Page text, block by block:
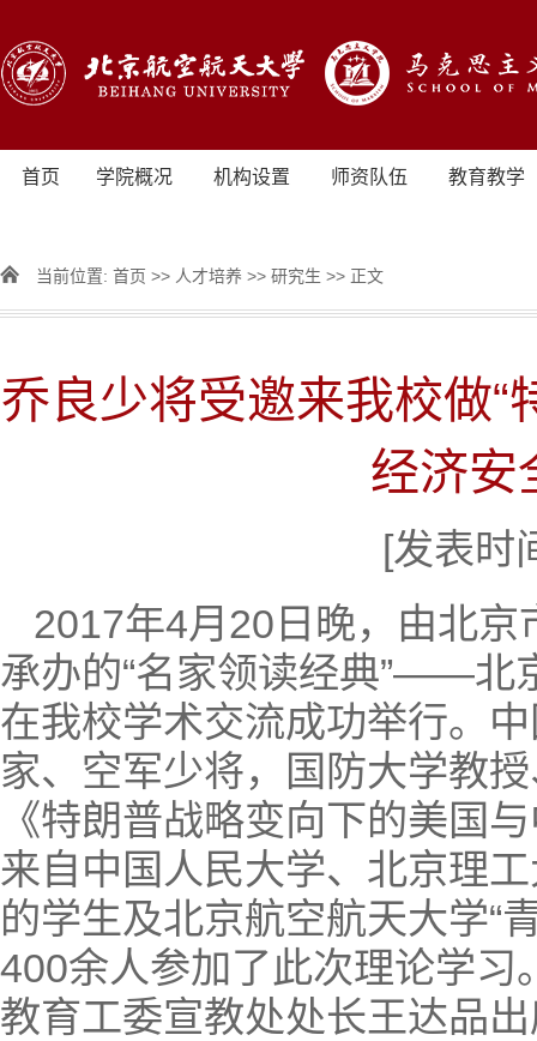
首页 学院概况 机构设置 师资队伍 教育教学
当前位置: 首页 >> 人才培养 >> 研究生 >> 正文
乔良少将受邀来我校做
经济安
[发表时
2017年4月20日晚，由北
承办的“名家领读经典”——北
在我校学术交流成功举行。
家、空军少将，国防大学教
《特朗普战略变向下的美国
来自中国人民大学、北京理
的学生及北京航空航天大学“
400余人参加了此次理论学
教育工委宣教处处长王达品